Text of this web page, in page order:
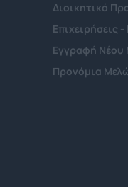
Διοικητικό
Επιχειρήσεις
Εγγραφή Νέου
Προνόμια